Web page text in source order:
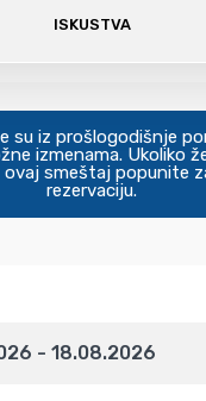
ISKUSTVA
su iz prošlogodišnje
izmenama. Ukoliko
ovaj smeštaj popunite
rezervaciju.